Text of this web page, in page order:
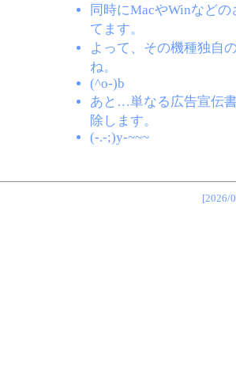
同時にMacやWinなど
てます。
よって、その機種独自
ね。
(^o-)b
あと…単なる広告宣伝
除します。
(-.-;)y-~~~
[2026/